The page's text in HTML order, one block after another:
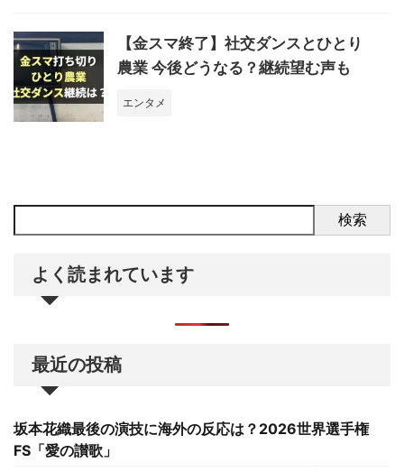
【金スマ終了】社交ダンスとひとり
農業 今後どうなる？継続望む声も
エンタメ
検索
よく読まれています
最近の投稿
坂本花織最後の演技に海外の反応は？2026世界選手権
FS「愛の讃歌」